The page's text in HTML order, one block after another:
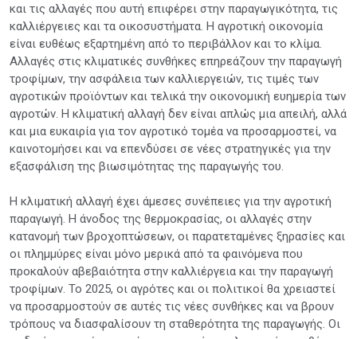
και τις αλλαγές που αυτή επιφέρει στην παραγωγικότητα, τις
καλλιέργειες και τα οικοσυστήματα. Η αγροτική οικονομία
είναι ευθέως εξαρτημένη από το περιβάλλον και το κλίμα.
Αλλαγές στις κλιματικές συνθήκες επηρεάζουν την παραγωγή
τροφίμων, την ασφάλεια των καλλιεργειών, τις τιμές των
αγροτικών προϊόντων και τελικά την οικονομική ευημερία των
αγροτών. Η κλιματική αλλαγή δεν είναι απλώς μια απειλή, αλλά
και μια ευκαιρία για τον αγροτικό τομέα να προσαρμοστεί, να
καινοτομήσει και να επενδύσει σε νέες στρατηγικές για την
εξασφάλιση της βιωσιμότητας της παραγωγής του.
Η κλιματική αλλαγή έχει άμεσες συνέπειες για την αγροτική
παραγωγή. Η άνοδος της θερμοκρασίας, οι αλλαγές στην
κατανομή των βροχοπτώσεων, οι παρατεταμένες ξηρασίες και
οι πλημμύρες είναι μόνο μερικά από τα φαινόμενα που
προκαλούν αβεβαιότητα στην καλλιέργεια και την παραγωγή
τροφίμων. Το 2025, οι αγρότες και οι πολιτικοί θα χρειαστεί
να προσαρμοστούν σε αυτές τις νέες συνθήκες και να βρουν
τρόπους να διασφαλίσουν τη σταθερότητα της παραγωγής. Οι